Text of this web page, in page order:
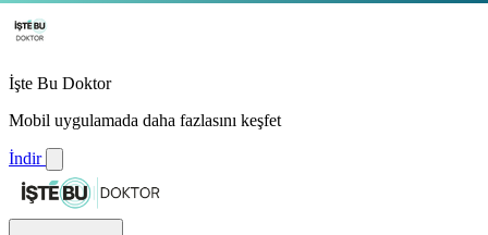
İşte Bu Doktor
Mobil uygulamada daha fazlasını keşfet
İndir